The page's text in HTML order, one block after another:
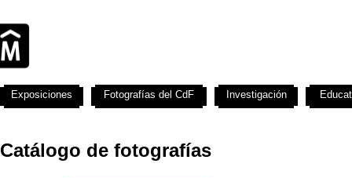
Catálogo de fotografías
Exposiciones Fotografías del CdF Investigación